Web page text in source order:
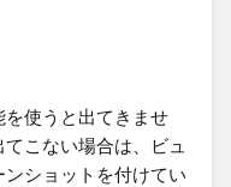
使うと出てきませ
こない場合は、ビュ
ショットを付けてい